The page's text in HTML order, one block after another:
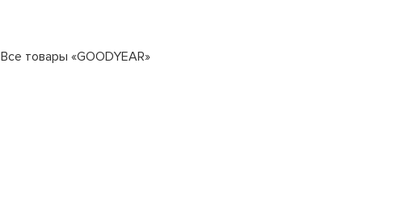
Все товары «GOODYEAR»